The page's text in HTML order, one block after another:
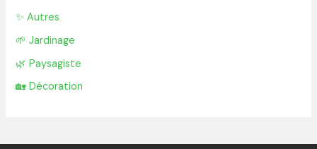
✨ Autres
🌱 Jardinage
🌿 Paysagiste
🏡 Décoration